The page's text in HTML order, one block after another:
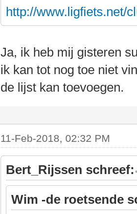
http://www.ligfiets.net/
Ja, ik heb mij gisteren
ik kan tot nog toe niet
de lijst kan toevoegen.
11-Feb-2018, 02:32 PM
Bert_Rijssen schreef:
Wim -de roetsende